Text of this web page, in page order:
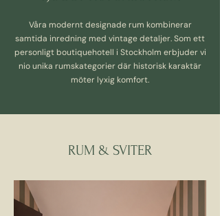
Våra modernt designade rum kombinerar
samtida inredning med vintage detaljer. Som ett
personligt boutiquehotell i Stockholm erbjuder vi
nio unika rumskategorier där historisk karaktär
möter lyxig komfort.
RUM & SVITER